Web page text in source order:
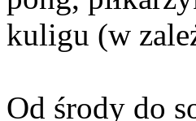
kuligu (w
Od środy do